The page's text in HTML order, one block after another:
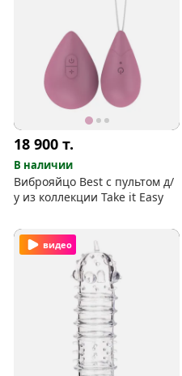
18 900т.
В наличии
Виброяйцо Best с пультом д/
у из коллекции Take it Easy
видео